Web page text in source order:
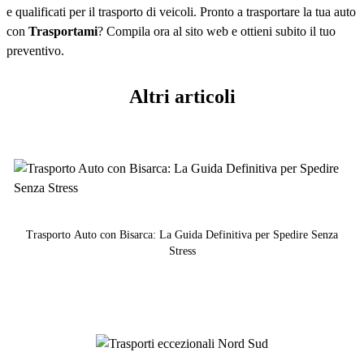
e qualificati per il trasporto di veicoli. Pronto a trasportare la tua auto
con Trasportami? Compila ora al sito web e ottieni subito il tuo
preventivo.
Altri articoli
Trasporto Auto con Bisarca: La Guida Definitiva per Spedire Senza
Stress